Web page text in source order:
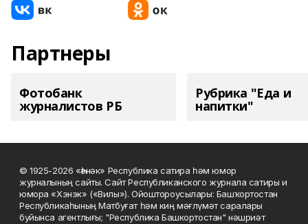
Партнеры
Фотобанк
журналистов РБ
Рубрика "Еда и
напитки"
© 1925-2026 «Һәнәк» Республика сатира һәм юмор
журналының сайты. Сайт Республиканского журнала сатиры и
юмора «Хэнэк» («Вилы»). Ойоштороусылары: Башҡортостан
Республикаһының Матбуғат һәм киң мәғлүмәт саралары
буйынса агентлығы; "Республика Башкортостан" нәшриәт